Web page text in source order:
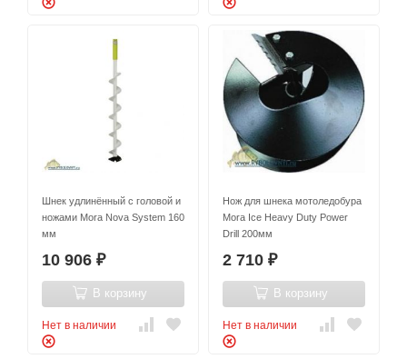
Шнек удлинённый с головой и
ножами Mora Nova System 160
мм
10 906 ₽
В корзину
Нет в наличии
Нож для шнека мотоледобура
Mora Ice Heavy Duty Power
Drill 200мм
2 710 ₽
В корзину
Нет в наличии